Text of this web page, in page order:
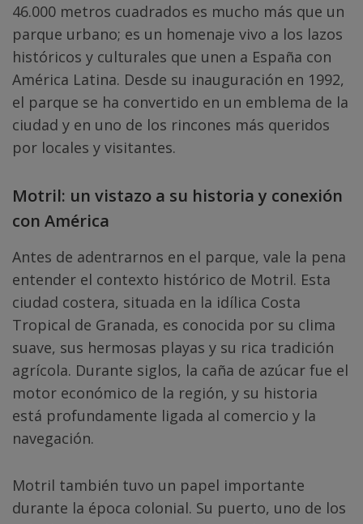
46.000 metros cuadrados es mucho más que un
parque urbano; es un homenaje vivo a los lazos
históricos y culturales que unen a España con
América Latina. Desde su inauguración en 1992,
el parque se ha convertido en un emblema de la
ciudad y en uno de los rincones más queridos
por locales y visitantes.
Motril: un vistazo a su historia y conexión
con América
Antes de adentrarnos en el parque, vale la pena
entender el contexto histórico de Motril. Esta
ciudad costera, situada en la idílica Costa
Tropical de Granada, es conocida por su clima
suave, sus hermosas playas y su rica tradición
agrícola. Durante siglos, la caña de azúcar fue el
motor económico de la región, y su historia
está profundamente ligada al comercio y la
navegación.
Motril también tuvo un papel importante
durante la época colonial. Su puerto, uno de los